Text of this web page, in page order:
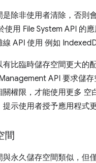
除非使用者清除，否則
使用 File System API 的
線 API 使用 例如
有比臨時儲存空間更大的
API 要求儲
關權限，才能使用更多 空
示使用者授予應用程式
間
與永久儲存空間類似，但